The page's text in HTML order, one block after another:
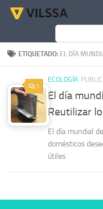
Saltar al contenido
Buscar
ETIQUETADO: EL DÍA
1
ECOLOGÍA
El día
Reutilizar
El día mundial
domésticos
útiles